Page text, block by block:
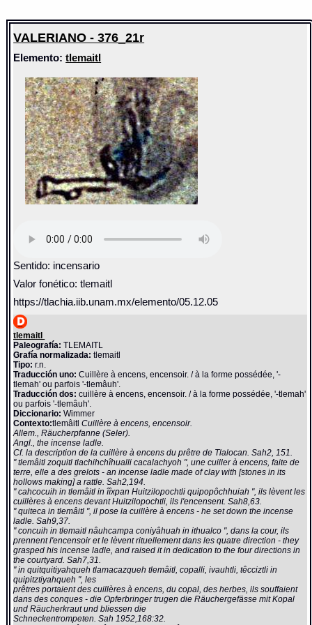
VALERIANO - 376_21r
Elemento:tlemaitl
Sentido: incensario
Valor fonético: tlemaitl
https://tlachia.iib.unam.mx/elemento/05.12.05
tlemaitl
Paleografía: TLEMAITL
Grafía normalizada: tlemaitl
Tipo: r.n.
Traducción uno: Cuillère à encens, encensoir. / à la forme possédée, '-
tlemah' ou parfois '-tlemâuh'.
Traducción dos: cuillère à encens, encensoir. / à la forme possédée, '-tlemah'
ou parfois '-tlemâuh'.
Diccionario:Wimmer
Contexto:tlemâitlCuillère à encens, encensoir.
Allem., Räucherpfanne (Seler).
Angl., the incense ladle.
Cf. la description de la cuillère à encens du prêtre de Tlalocan. Sah2, 151.
" tlemâitl zoquitl tlachihchîhualli cacalachyoh ", une cuiller à encens, faite de
terre, elle a des grelots - an incense ladle made of clay with [stones in its
hollows making] a rattle. Sah2,194.
" cahcocuih in tlemâitl in îîxpan Huitzilopochtli quipopôchhuiah ", ils lèvent les
cuillères à encens devant Huitzilopochtli, ils l'encensent. Sah8,63.
" quiteca in tlemâitl ", il pose la cuillère à encens - he set down the incense
ladle. Sah9,37.
" concuih in tlemaitl nâuhcampa coniyâhuah in ithualco ", dans la cour, ils
prennent l'encensoir et le lèvent rituellement dans les quatre direction - they
grasped his incense ladle, and raised it in dedication to the four directions in
the courtyard. Sah7,31.
" in quitquitiyahqueh tlamacazqueh tlemâitl, copalli, ivauhtli, têcciztli in
quipitztiyahqueh ", les
prêtres portaient des cuillères à encens, du copal, des herbes, ils souffaient
dans des conques - die Opferbringer trugen die Räuchergefässe mit Kopal
und Räucherkraut und bliessen die
Schneckentrompeten. Sah 1952,168:32.